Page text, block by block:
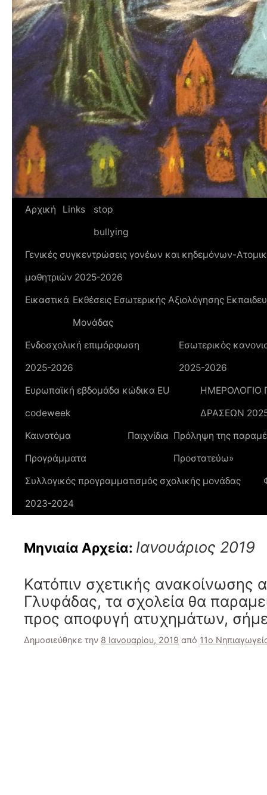
Αρχική Links
stop
bullying
Γενικές συγκεντρώσεις γονέων και κηδεμόνων-
μαθητριών 2025-2026
Εικαστικά Εκθέσεις Εσωτερικής Αξιολόγησης
Μονάδας
Ενδοσχολική επιμόρφωση
2025-2026
Εσωτερικός
2025-2026
Ευρωπαϊκή εβδομάδα κώδικα ΕU
codeweek
ΔΡΑΣΕΩΝ
Καινοτόμα
Προγράμματα
Παιχνίδια Πρόληψη της
Προστατεύω»
Συλλογικός προγραμματισμός σχολικής μονάδας
2023-2024
Μηνιαία Αρχεία: Ιανουάριος 2019
Κατόπιν σχετικής ανακοίνωσης
Γλυφάδας, τα σχολεία θα
προς αποφυγή ατυχημάτων,
Δημοσιεύθηκε την 8 Ιανουαρίου, 2019 από 11ο